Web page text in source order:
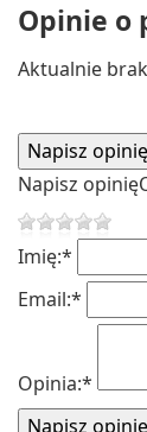
Opinie o
Aktualnie
Napisz opinię
Imię:*
Email:*
Opinia:*